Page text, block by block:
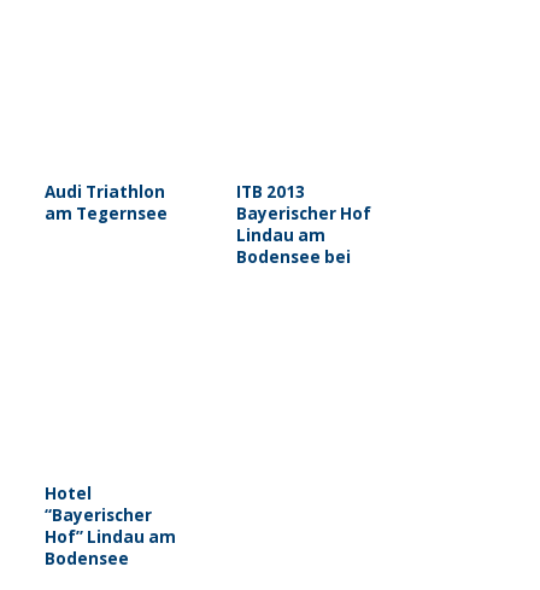
Audi Triathlon
am Tegernsee
ITB 2013
Bayerischer Hof
Lindau am
Bodensee bei
Hotel
“Bayerischer
Hof” Lindau am
Bodensee